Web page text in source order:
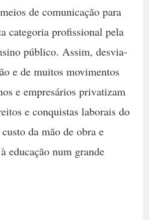
de comunicação para
categoria profissional pela
público. Assim, desvia-
e de muitos movimentos
e empresários privatizam
e conquistas laborais do
da mão de obra e
educação num grande